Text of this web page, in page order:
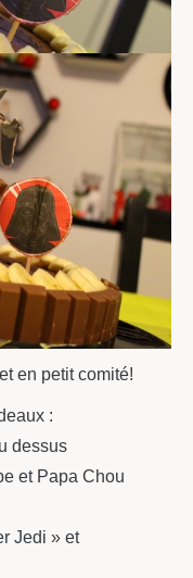
en petit comité!
:
dessus
et Papa Chou
Jedi » et